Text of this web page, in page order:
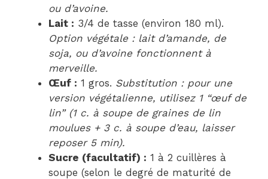
ou d’avoine.
Lait : 3/4 de tasse (environ 180 ml).
Option végétale : lait d’amande, de
soja, ou d’avoine fonctionnent à
merveille.
Œuf : 1 gros. Substitution : pour une
version végétalienne, utilisez 1 “œuf de
lin” (1 c. à soupe de graines de lin
moulues + 3 c. à soupe d’eau, laisser
reposer 5 min).
Sucre (facultatif) : 1 à 2 cuillères à
soupe (selon le degré de maturité de